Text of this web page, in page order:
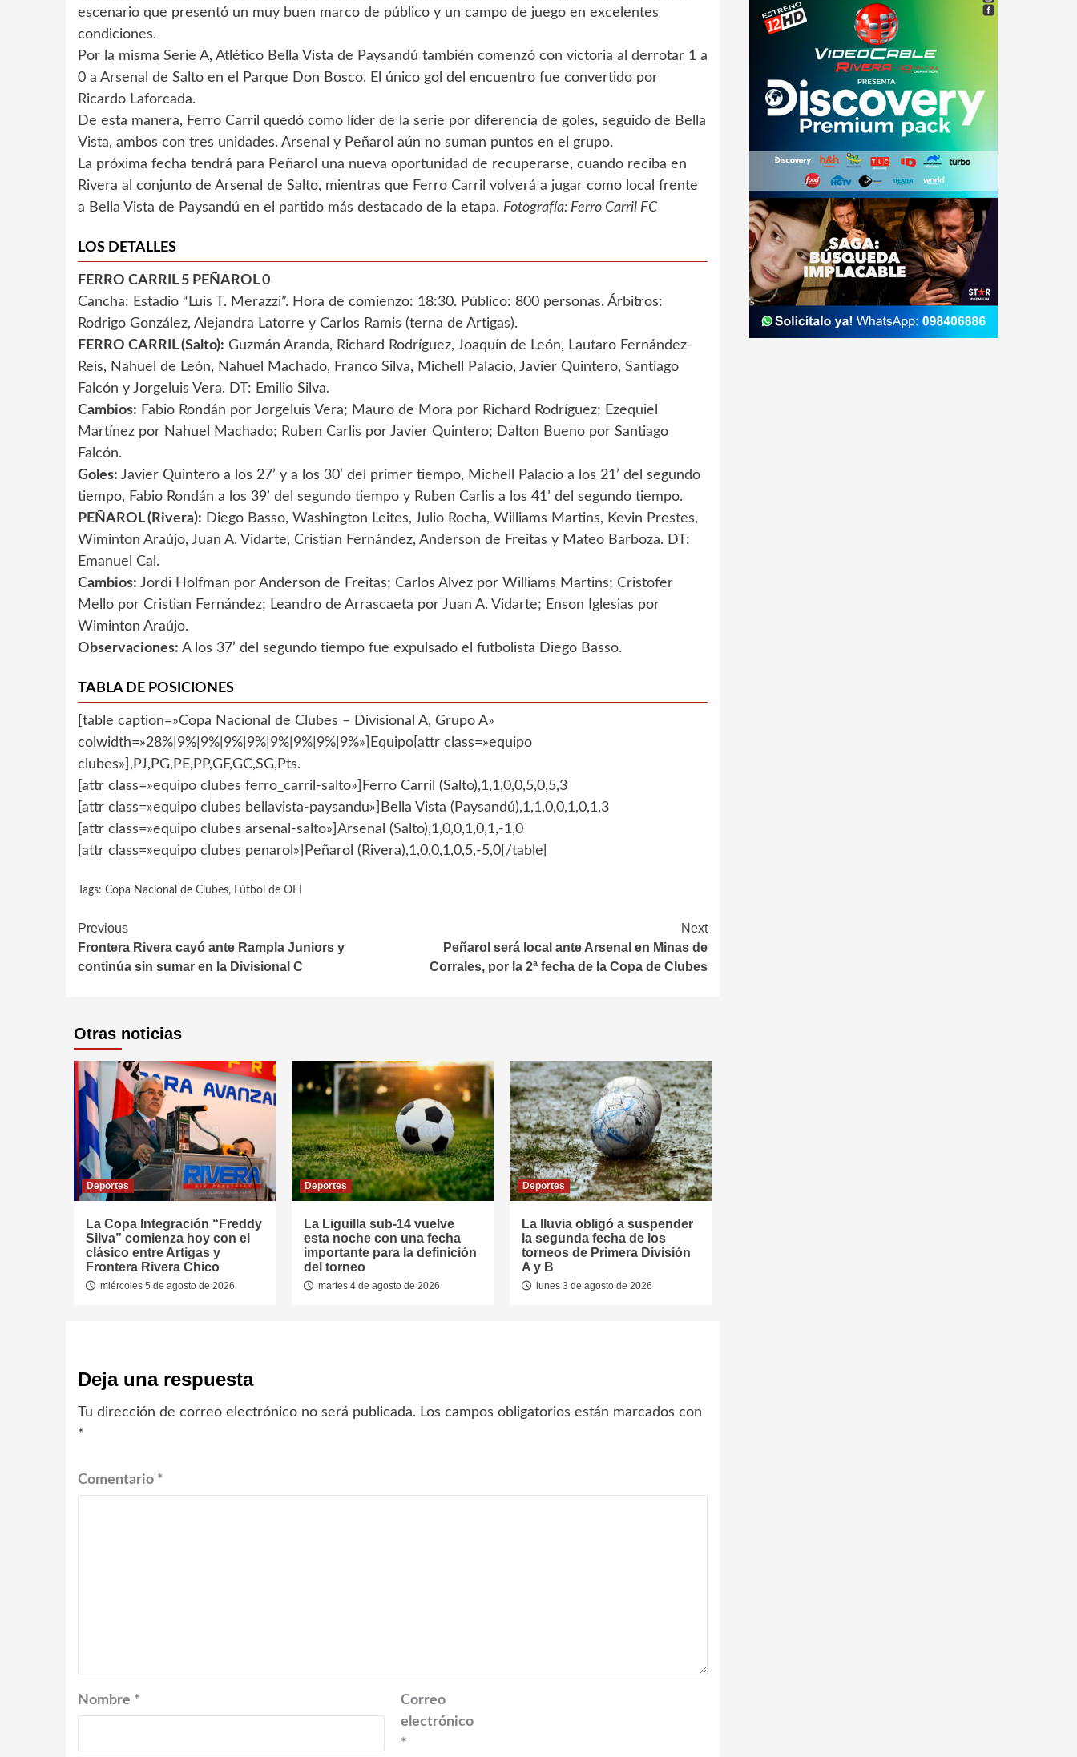
escenario que presentó un muy buen marco de público y un campo de juego en excelentes
condiciones.
Por la misma Serie A, Atlético Bella Vista de Paysandú también comenzó con victoria al derrotar 1 a
0 a Arsenal de Salto en el Parque Don Bosco. El único gol del encuentro fue convertido por
Ricardo Laforcada.
De esta manera, Ferro Carril quedó como líder de la serie por diferencia de goles, seguido de Bella
Vista, ambos con tres unidades. Arsenal y Peñarol aún no suman puntos en el grupo.
La próxima fecha tendrá para Peñarol una nueva oportunidad de recuperarse, cuando reciba en
Rivera al conjunto de Arsenal de Salto, mientras que Ferro Carril volverá a jugar como local frente
a Bella Vista de Paysandú en el partido más destacado de la etapa. Fotografía: Ferro Carril FC
LOS DETALLES
FERRO CARRIL 5 PEÑAROL 0
Cancha: Estadio “Luis T. Merazzi”. Hora de comienzo: 18:30. Público: 800 personas. Árbitros:
Rodrigo González, Alejandra Latorre y Carlos Ramis (terna de Artigas).
FERRO CARRIL (Salto): Guzmán Aranda, Richard Rodríguez, Joaquín de León, Lautaro Fernández-
Reis, Nahuel de León, Nahuel Machado, Franco Silva, Michell Palacio, Javier Quintero, Santiago
Falcón y Jorgeluis Vera. DT: Emilio Silva.
Cambios: Fabio Rondán por Jorgeluis Vera; Mauro de Mora por Richard Rodríguez; Ezequiel
Martínez por Nahuel Machado; Ruben Carlis por Javier Quintero; Dalton Bueno por Santiago
Falcón.
Goles: Javier Quintero a los 27’ y a los 30’ del primer tiempo, Michell Palacio a los 21’ del segundo
tiempo, Fabio Rondán a los 39’ del segundo tiempo y Ruben Carlis a los 41’ del segundo tiempo.
PEÑAROL (Rivera): Diego Basso, Washington Leites, Julio Rocha, Williams Martins, Kevin Prestes,
Wiminton Araújo, Juan A. Vidarte, Cristian Fernández, Anderson de Freitas y Mateo Barboza. DT:
Emanuel Cal.
Cambios: Jordi Holfman por Anderson de Freitas; Carlos Alvez por Williams Martins; Cristofer
Mello por Cristian Fernández; Leandro de Arrascaeta por Juan A. Vidarte; Enson Iglesias por
Wiminton Araújo.
Observaciones: A los 37’ del segundo tiempo fue expulsado el futbolista Diego Basso.
TABLA DE POSICIONES
[table caption=»Copa Nacional de Clubes – Divisional A, Grupo A»
colwidth=»28%|9%|9%|9%|9%|9%|9%|9%|9%»]Equipo[attr class=»equipo
clubes»],PJ,PG,PE,PP,GF,GC,SG,Pts.
[attr class=»equipo clubes ferro_carril-salto»]Ferro Carril (Salto),1,1,0,0,5,0,5,3
[attr class=»equipo clubes bellavista-paysandu»]Bella Vista (Paysandú),1,1,0,0,1,0,1,3
[attr class=»equipo clubes arsenal-salto»]Arsenal (Salto),1,0,0,1,0,1,-1,0
[attr class=»equipo clubes penarol»]Peñarol (Rivera),1,0,0,1,0,5,-5,0[/table]
Tags: Copa Nacional de Clubes, Fútbol de OFI
Continue
Reading
Previous
Frontera Rivera cayó ante Rampla Juniors y
continúa sin sumar en la Divisional C
Next
Peñarol será local ante Arsenal en Minas de
Corrales, por la 2ª fecha de la Copa de Clubes
Otras noticias
Deportes
La Copa Integración “Freddy
Silva” comienza hoy con el
clásico entre Artigas y
Frontera Rivera Chico
miércoles 5 de agosto de 2026
Deportes
La Liguilla sub-14 vuelve
esta noche con una fecha
importante para la definición
del torneo
martes 4 de agosto de 2026
Deportes
La lluvia obligó a suspender
la segunda fecha de los
torneos de Primera División
A y B
lunes 3 de agosto de 2026
Deja una respuesta
Tu dirección de correo electrónico no será publicada. Los campos obligatorios están marcados con
*
Comentario *
Nombre *
Correo
electrónico
*